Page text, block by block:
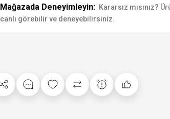
Mağazada Deneyimleyin: Kararsız mısınız?
canlı görebilir ve deneyebilirsiniz.